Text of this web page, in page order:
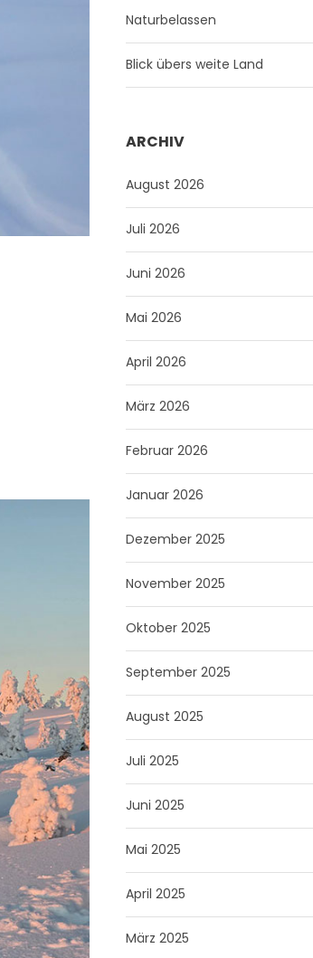
Naturbelassen
Blick übers weite Land
ARCHIV
August 2026
Juli 2026
Juni 2026
Mai 2026
April 2026
März 2026
Februar 2026
Januar 2026
Dezember 2025
November 2025
Oktober 2025
September 2025
August 2025
Juli 2025
Juni 2025
Mai 2025
April 2025
März 2025